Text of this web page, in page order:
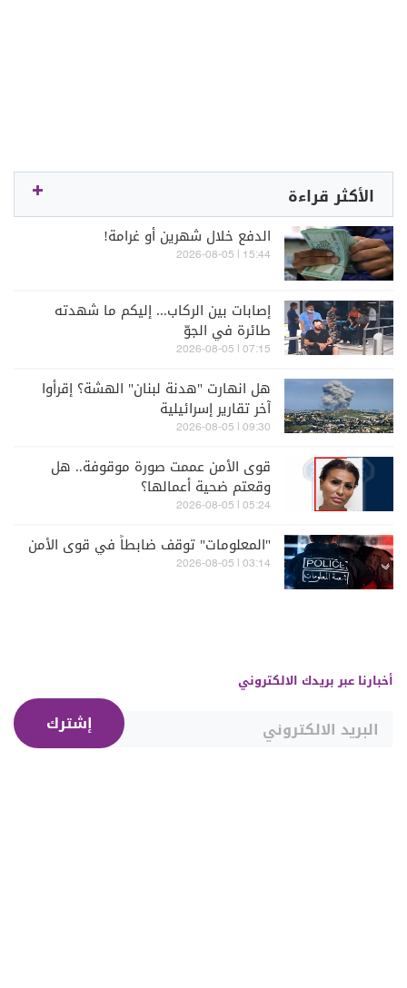
الأكثر قراءة
الدفع خلال شهرين أو غرامة!
15:44 | 2026-08-05
إصابات بين الركاب... إليكم ما شهدته
طائرة في الجوّ
07:15 | 2026-08-05
هل انهارت "هدنة لبنان" الهشة؟ إقرأوا
آخر تقارير إسرائيلية
09:30 | 2026-08-05
قوى الأمن عممت صورة موقوفة.. هل
وقعتم ضحية أعمالها؟
05:24 | 2026-08-05
"المعلومات" توقف ضابطاً في قوى الأمن
03:14 | 2026-08-05
أخبارنا عبر بريدك الالكتروني
إشترك